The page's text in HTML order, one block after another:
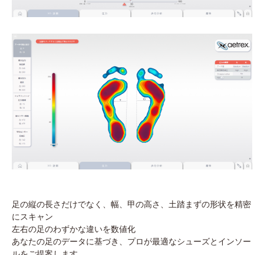
足の縦の長さだけでなく、幅、甲の高さ、土踏まずの形状を精密
にスキャン
左右の足のわずかな違いを数値化
あなたの足のデータに基づき、プロが最適なシューズとインソー